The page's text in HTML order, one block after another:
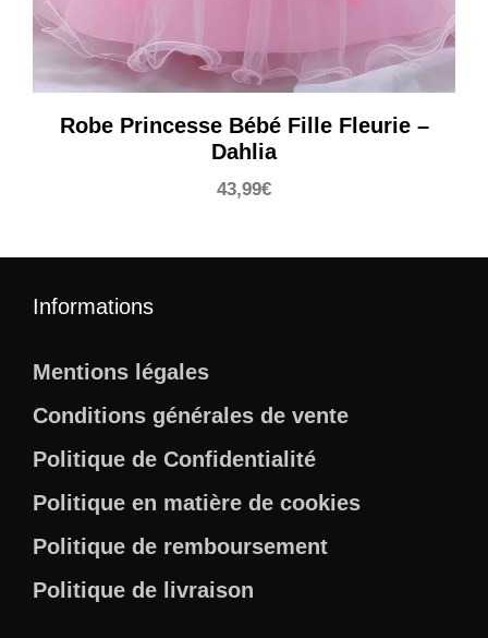
Robe Princesse Bébé Fille Fleurie –
Dahlia
43,99€
Informations
Mentions légales
Conditions générales de vente
Politique de Confidentialité
Politique en matière de cookies
Politique de remboursement
Politique de livraison